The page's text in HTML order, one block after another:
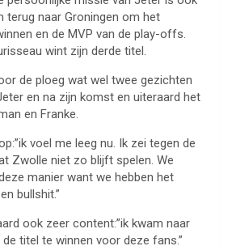
terug naar Groningen om het
en de MVP van de play-offs.
wint zijn derde titel.
de ploeg wat wel twee gezichten
en na zijn komst en uiteraard het
en Franke.
voel me leeg nu. Ik zei tegen de
Zwolle niet zo blijft spelen. We
manier want we hebben het
bullshit.”
ook zeer content:”ik kwam naar
titel te winnen voor deze fans.”